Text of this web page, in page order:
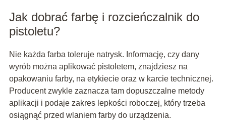
Jak dobrać farbę i rozcieńczalnik do
pistoletu?
Nie każda farba toleruje natrysk. Informację, czy dany
wyrób można aplikować pistoletem, znajdziesz na
opakowaniu farby, na etykiecie oraz w karcie technicznej.
Producent zwykle zaznacza tam dopuszczalne metody
aplikacji i podaje zakres lepkości roboczej, który trzeba
osiągnąć przed wlaniem farby do urządzenia.